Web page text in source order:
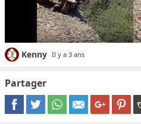
Kenny Il y a 3 ans
Partager